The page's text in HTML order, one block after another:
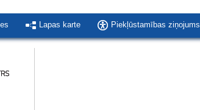
Lapas karte Piekļūstamības ziņojums